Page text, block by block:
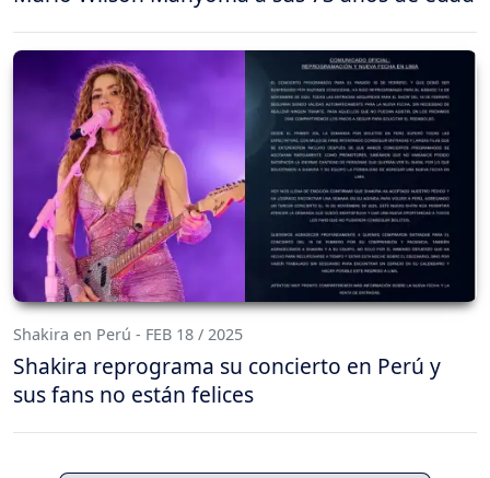
Shakira en Perú - FEB 18 / 2025
Shakira reprograma su concierto en Perú y
sus fans no están felices